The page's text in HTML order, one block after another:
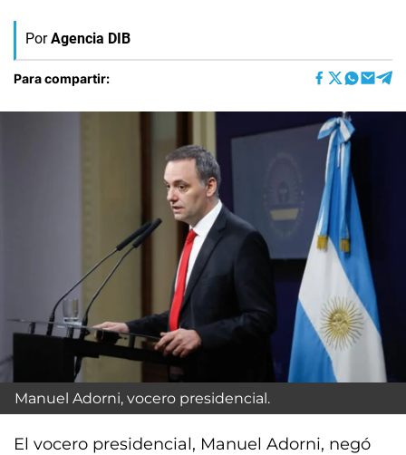
Por Agencia DIB
Para compartir:
Manuel Adorni, vocero presidencial.
El vocero presidencial, Manuel Adorni, negó